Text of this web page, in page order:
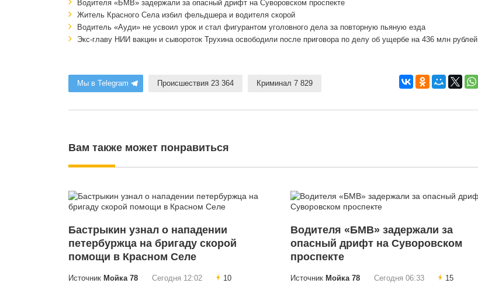
Водителя «БМВ» задержали за опасный дрифт на Суворовском проспекте
Житель Красного Села избил фельдшера и водителя скорой
Водитель «Ауди» не усвоил урок и стал фигурантом уголовного дела за повторную пьяную езда
Экс-главу НИИ вакцин и сывороток Трухина освободили после приговора по делу об ущербе на 436 млн рублей
Мы в Telegram Происшествия 23 364 Криминал 7 829
Вам также может понравиться
Бастрыкин узнал о нападении
петербуржца на бригаду скорой
помощи в Красном Селе
Источник Мойка 78 Сегодня 12:02 10
Водителя «БМВ» задержали за
опасный дрифт на Суворовском
проспекте
Источник Мойка 78 Сегодня 06:33 15